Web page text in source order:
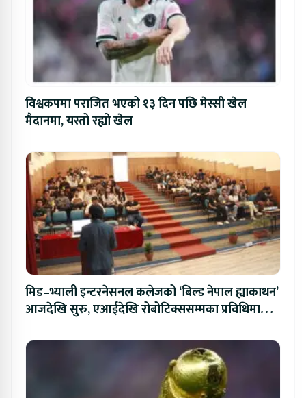
विश्वकपमा पराजित भएको १३ दिन पछि मेस्सी खेल
मैदानमा, यस्तो रह्यो खेल
मिड–भ्याली इन्टरनेसनल कलेजको ‘बिल्ड नेपाल ह्याकाथन’
आजदेखि सुरु, एआईदेखि रोबोटिक्ससम्मका प्रविधिमा